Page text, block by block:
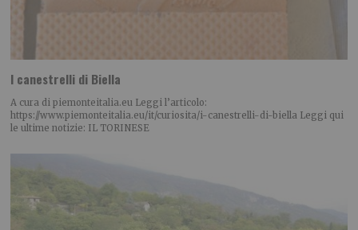
I canestrelli di Biella
A cura di piemonteitalia.eu Leggi l’articolo:
https://www.piemonteitalia.eu/it/curiosita/i-canestrelli-di-biella Leggi qui
le ultime notizie: IL TORINESE